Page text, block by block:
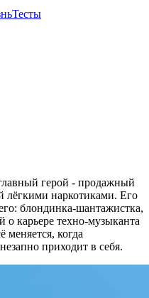
Тесты
герой - продажный
наркотиками. Его
блондинка-шантажистка,
карьере техно-музыканта
когда
приходит в себя.